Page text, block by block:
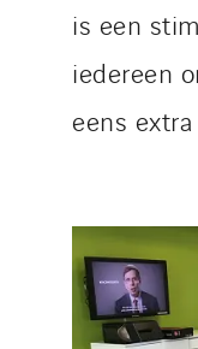
is een
iedereen
eens